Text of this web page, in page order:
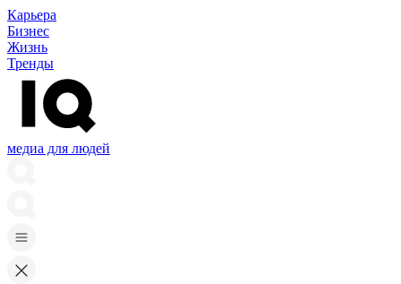
Карьера
Бизнес
Жизнь
Тренды
медиа для людей